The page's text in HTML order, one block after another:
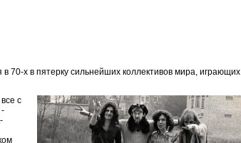
70-х в пятерку сильнейших коллективов мира, играющих
с
-